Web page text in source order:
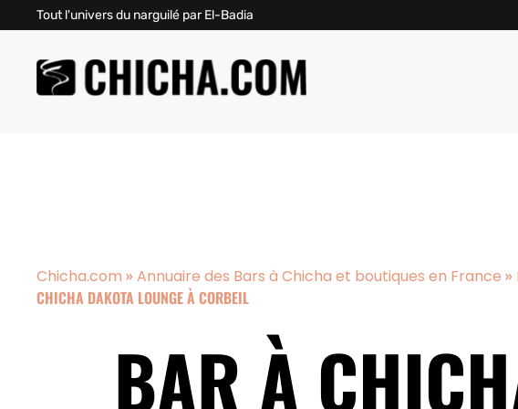
Tout l'univers du narguilé par El-Badia
Chicha.com »Annuaire des Bars à Chicha et boutiques en France »
CHICHA DAKOTA LOUNGE À CORBEIL
BAR À